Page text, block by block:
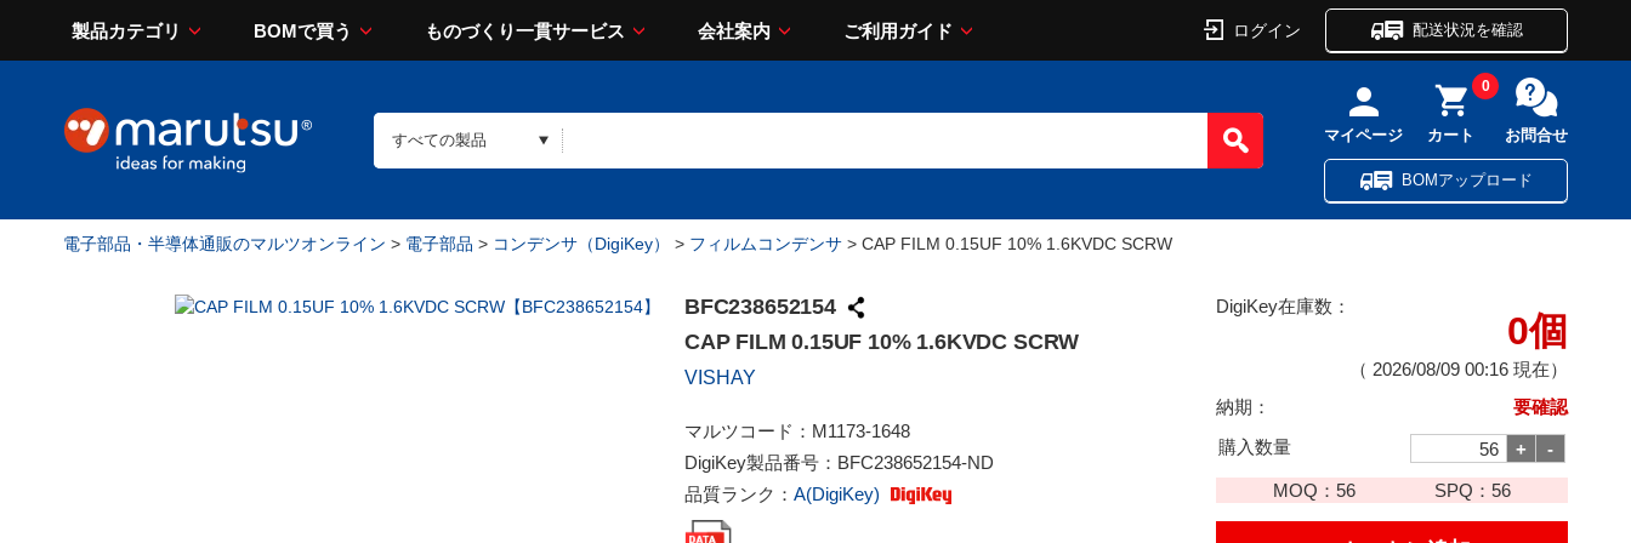
製品カテゴリ BOMで買う ものづくり一貫サービス 会社案内 ご利用ガイド ログイン 配送状況を確認
マイページ カート
0
お問合せ
BOMアップロード
電子部品・半導体通販のマルツオンライン > 電子部品 > コンデンサ（DigiKey） > フィルムコンデンサ > CAP FILM 0.15UF 10% 1.6KVDC SCRW
BFC238652154
CAP FILM 0.15UF 10% 1.6KVDC SCRW
VISHAY
マルツコード： M1173-1648
DigiKey製品番号： BFC238652154-ND
品質ランク： A(DigiKey)
DigiKey在庫数：
0個
（ 2026/08/09 00:16 現在）
納期：
要確認
購入数量
MOQ：56 SPQ： 56